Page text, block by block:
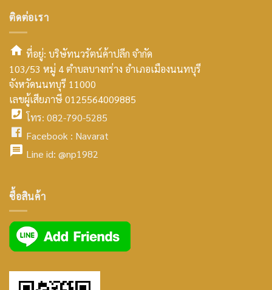
ติดต่อเรา
smt2
home
icon
ที่อยู่: บริษัทนวรัตน์ค้าปลีก จำกัด
103/53 หมู่ 4 ตำบลบางกร่าง อำเภอเมืองนนทบุรี
จังหวัดนนทบุรี 11000
เลขผู้เสียภาษี 0125564009885
facebook
icon
โทร: 082-790-5285
facebook
Facebook : Navarat
icon
Line id: @np1982
ซื้อสินค้า